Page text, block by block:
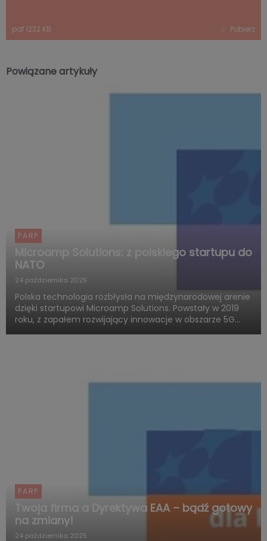
pdf |232 KB Pobierz
Powiązane artykuły
PARP
Microamp Solutions: z polskiego startupu do
NATO
24 października 2025
Polska technologia rozbłysła na międzynarodowej arenie
dzięki startupowi Microamp Solutions. Powstały w 2019
roku, z zapałem rozwijający innowacje w obszarze 5G
PARP
Twoja firma a Dyrektywa EAA – bądź gotowy
na zmiany!
24 października 2025